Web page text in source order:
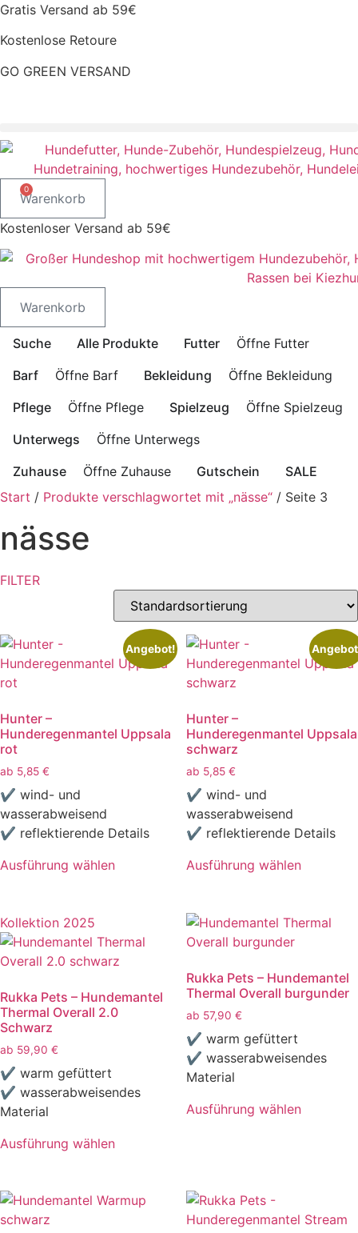
Zum
springen
Gratis Versand ab 59€
Kostenlose Retoure
GO GREEN VERSAND
0
Warenkorb
Kostenloser Versand ab 59€
Warenkorb
Suche Alle Produkte Futter
Öffne Futter
Barf
Öffne Barf Bekleidung
Öffne Bekleidung
Pflege
Öffne Pflege Spielzeug
Öffne Spielzeug
Unterwegs
Öffne Unterwegs
Zuhause
Öffne Zuhause Gutschein
SALE
Start / Produkte verschlagwortet mit „nässe“ / Seite 3
nässe
FILTER
Angebot!
Hunter –
Hunderegenmantel Uppsala
rot
ab 5,85 €
✔ wind- und
wasserabweisend
✔ reflektierende Details
Ausführung wählen
weist
mehrere
Varianten
Die
Optionen
können
auf
der
Produktseite
gewählt
Hunter –
Hunderegenmantel Uppsala
schwarz
ab 5,85 €
✔ wind- und
wasserabweisend
✔ reflektierende Details
Ausführung wählen
weist
mehrere
auf.
Die
Optionen
können
auf
der
gewählt
Kollektion 2025
Rukka Pets – Hundemantel
Thermal Overall 2.0
Schwarz
ab 59,90 €
✔ warm gefüttert
✔ wasserabweisendes
Material
Ausführung wählen
weist
mehrere
Rukka Pets – Hundemantel
Thermal Overall burgunder
ab 57,90 €
✔ warm gefüttert
✔ wasserabweisendes
Material
Ausführung wählen
Varianten
auf.